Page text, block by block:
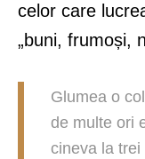
celor care
„buni, frumoși,
Glumea o
de multe ori
cineva la